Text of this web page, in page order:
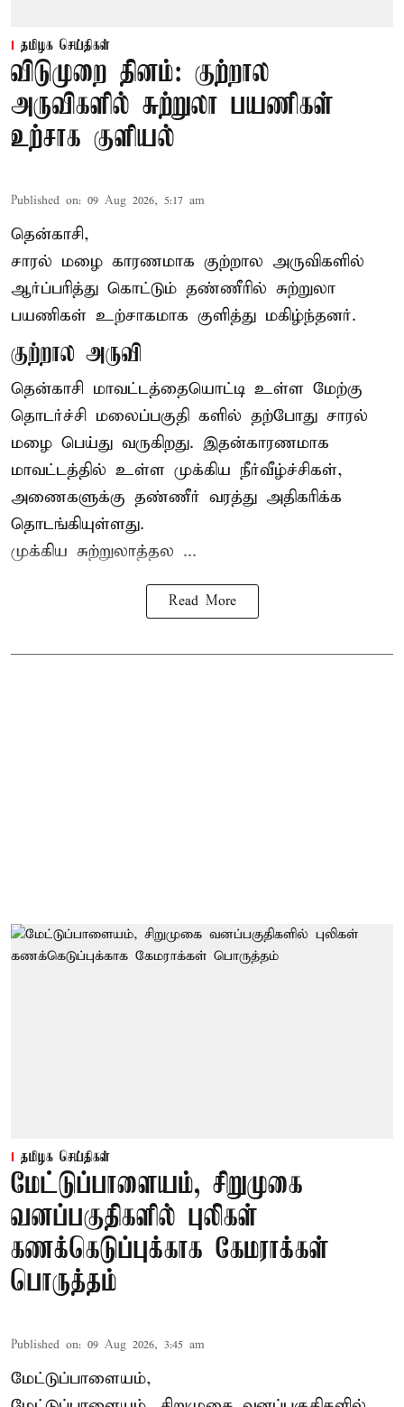
தமிழக செய்திகள்
விடுமுறை தினம்: குற்றால
அருவிகளில் சுற்றுலா பயணிகள்
உற்சாக குளியல்
Published on: 09 Aug 2026, 5:17 am
தென்காசி,
சாரல் மழை காரணமாக குற்றால அருவிகளில்
ஆர்ப்பரித்து கொட்டும் தண்ணீரில் சுற்றுலா
பயணிகள் உற்சாகமாக குளித்து மகிழ்ந்தனர்.
குற்றால அருவி
தென்காசி மாவட்டத்தையொட்டி உள்ள மேற்கு
தொடர்ச்சி மலைப்பகுதி களில் தற்போது சாரல்
மழை பெய்து வருகிறது. இதன்காரணமாக
மாவட்டத்தில் உள்ள முக்கிய நீர்வீழ்ச்சிகள்,
அணைகளுக்கு தண்ணீர் வரத்து அதிகரிக்க
தொடங்கியுள்ளது.
முக்கிய சுற்றுலாத்தல ...
Read More
தமிழக செய்திகள்
மேட்டுப்பாளையம், சிறுமுகை
வனப்பகுதிகளில் புலிகள்
கணக்கெடுப்புக்காக கேமராக்கள்
பொருத்தம்
Published on: 09 Aug 2026, 3:45 am
மேட்டுப்பாளையம்,